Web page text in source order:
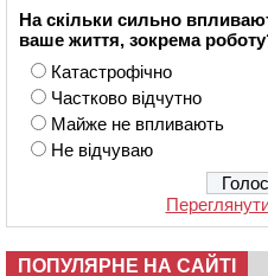
На скільки сильно
ваше життя, зокрема
Катастрофічно
Частково відчутно
Майже не впливають
Не відчуваю
ПОПУЛЯРНЕ НА САЙТІ